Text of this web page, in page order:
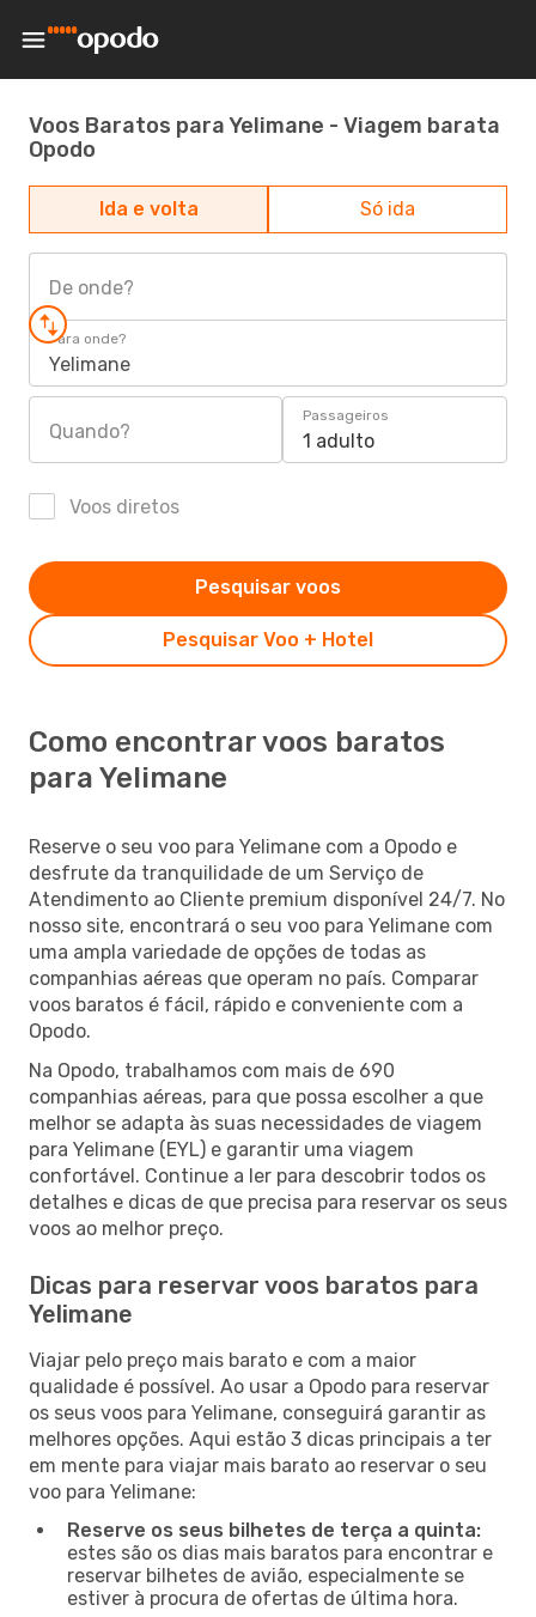
Voos Baratos para Yelimane - Viagem barata
Opodo
Ida e volta Só ida
De onde?
Para onde?
Yelimane
Quando?
Passageiros
1 adulto
Voos diretos
Pesquisar Voo + Hotel
Pesquisar voos
Como encontrar voos baratos
para Yelimane
Reserve o seu voo para Yelimane com a Opodo e
desfrute da tranquilidade de um Serviço de
Atendimento ao Cliente premium disponível 24/7. No
nosso site, encontrará o seu voo para Yelimane com
uma ampla variedade de opções de todas as
companhias aéreas que operam no país. Comparar
voos baratos é fácil, rápido e conveniente com a
Opodo.
Na Opodo, trabalhamos com mais de 690
companhias aéreas, para que possa escolher a que
melhor se adapta às suas necessidades de viagem
para Yelimane (EYL) e garantir uma viagem
confortável. Continue a ler para descobrir todos os
detalhes e dicas de que precisa para reservar os seus
voos ao melhor preço.
Dicas para reservar voos baratos para
Yelimane
Viajar pelo preço mais barato e com a maior
qualidade é possível. Ao usar a Opodo para reservar
os seus voos para Yelimane, conseguirá garantir as
melhores opções. Aqui estão 3 dicas principais a ter
em mente para viajar mais barato ao reservar o seu
voo para Yelimane:
Reserve os seus bilhetes de terça a quinta:
estes são os dias mais baratos para encontrar e
reservar bilhetes de avião, especialmente se
estiver à procura de ofertas de última hora.